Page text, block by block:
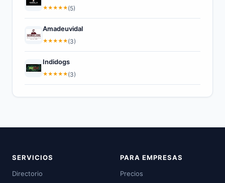
★★★★★(5)
Amadeuvidal
★★★★★(3)
Indidogs
★★★★★(3)
SERVICIOS
Directorio
PARA EMPRESAS
Precios